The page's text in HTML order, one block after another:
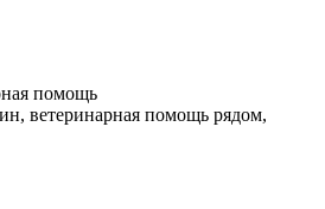
помощь
ветеринарная помощь рядом,